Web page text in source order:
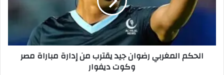
الحكم المغربي رضوان جيد يقترب من إدارة مباراة مصر
وكوت ديفوار